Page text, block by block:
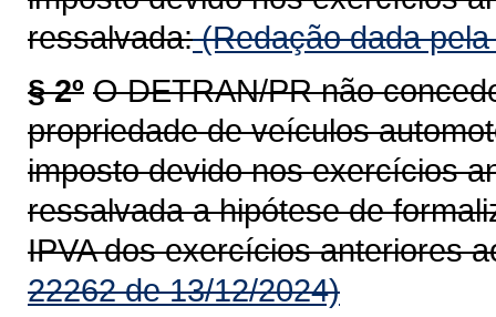
ressalvada:(Redação dada
§ 2º O DETRAN/PR não
propriedade de veículos
imposto devido nos exercícios
ressalvada a hipótese de
IPVA dos exercícios anteriores
22262 de 13/12/2024)